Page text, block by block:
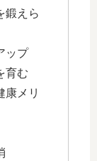
鍛えら
ップ
育む
康メリ